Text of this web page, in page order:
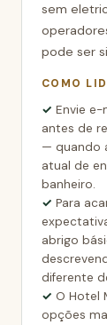
sem
pode ser
COMO
Envie e-
antes de
— quando
atual de
banheiro.
Para
abrigo
diferente
O Hotel
opções